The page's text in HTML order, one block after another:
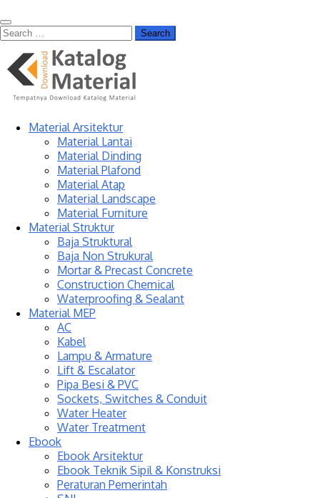
Material Arsitektur
Material Lantai
Material Dinding
Material Plafond
Material Atap
Material Landscape
Material Furniture
Material Struktur
Baja Struktural
Baja Non Strukural
Mortar & Precast Concrete
Construction Chemical
Waterproofing & Sealant
Material MEP
AC
Kabel
Lampu & Armature
Lift & Escalator
Pipa Besi & PVC
Sockets, Switches & Conduit
Water Heater
Water Treatment
Ebook
Ebook Arsitektur
Ebook Teknik Sipil & Konstruksi
Peraturan Pemerintah